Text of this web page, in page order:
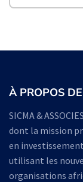
À PROPOS
SICMA &
dont la mission
en
utilisant les
organisations